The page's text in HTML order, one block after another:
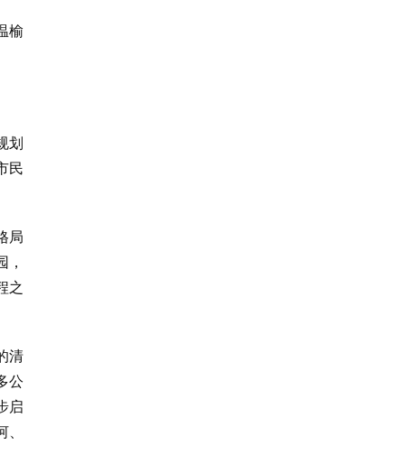
榆
划
民
局
之
清
公
启